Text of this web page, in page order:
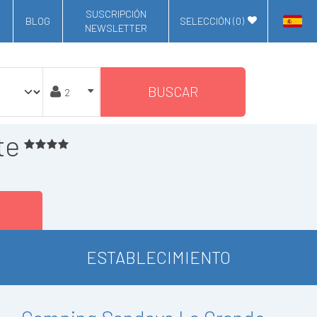
BLOG
SUSCRIPCIÓN
NEWSLETTER
SELECCIÓN (0)
BUSCAR
ESTABLECIMIENTO